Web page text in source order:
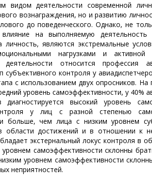
видом деятельности современной
вознаграждения, но и развитию
до поведенческого. Однако, не
на выполняемую
личность, являются экстремальные
нагрузками и
деятельности относится
контроля у
с использованием двух опросников.
уровень самоэффективности, у
диагностируется высокий уровень
у лиц с разной степенью
больше, чем лица с низким уровнем
области достижений и в отношении к
экстернальный локус контроля в
самоэффективности склонны
уровнем самоэффективности
неприятностей.